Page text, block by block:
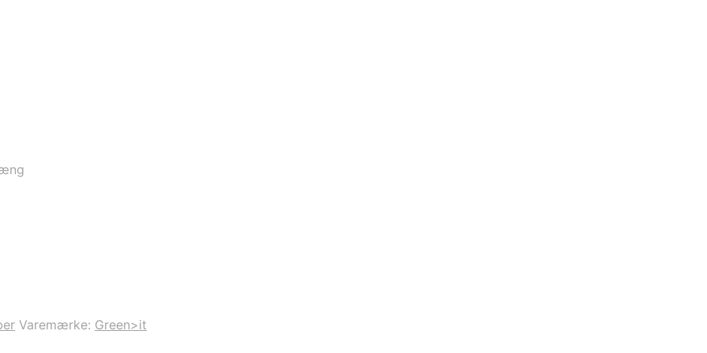
Varemærke: Green>it